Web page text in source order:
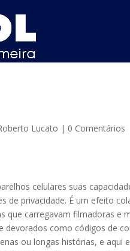
Lucato | 0 Comentários
celulares suas
de privacidade. É um efeito
que carregavam filmadoras e
devorados como códigos de
ou longas histórias, e